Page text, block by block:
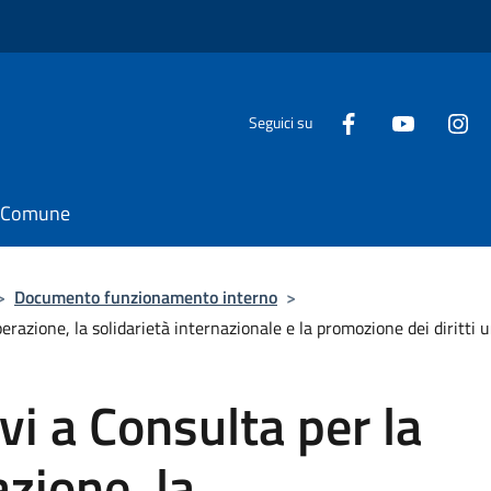
Seguici su
Documento funzionamento interno >
la solidarietà internazionale e la promozione dei diritti
a Consulta per la